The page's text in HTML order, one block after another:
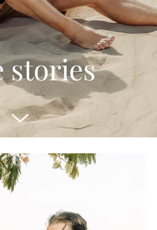
stories